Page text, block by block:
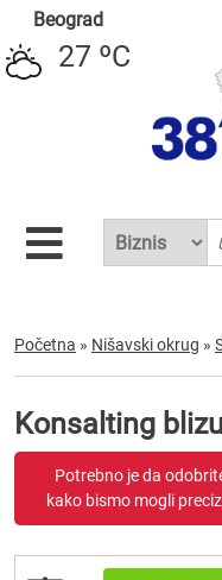
Beograd
27 ºC
Početna » Nišavski okrug »
Konsalting
Potrebno je da
kako bismo mogli